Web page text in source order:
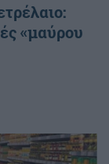
«μαύρου